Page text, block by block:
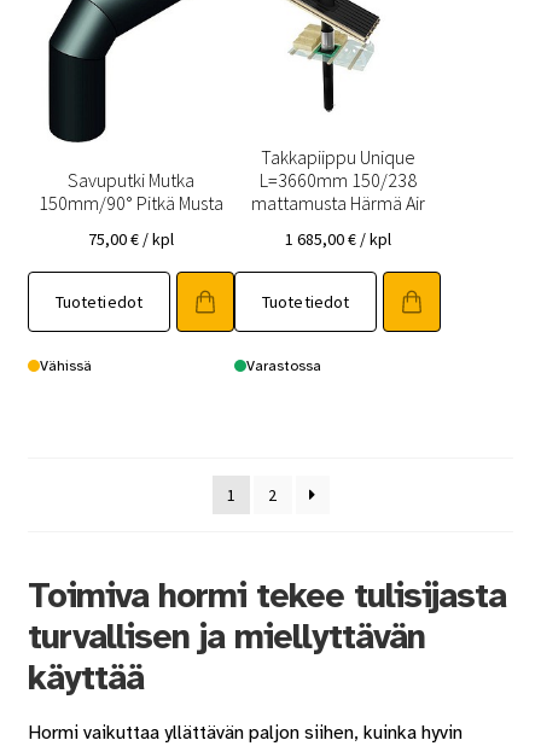
Savuputki Mutka
150mm/90° Pitkä Musta
75,00€ / kpl
Tuotetiedot
Vähissä
Takkapiippu Unique
L=3660mm 150/238
mattamusta Härmä Air
1 685,00€ / kpl
Tuotetiedot
Varastossa
1 2
Toimiva hormi tekee tulisijasta
turvallisen ja miellyttävän
käyttää
Hormi vaikuttaa yllättävän paljon siihen, kuinka hyvin